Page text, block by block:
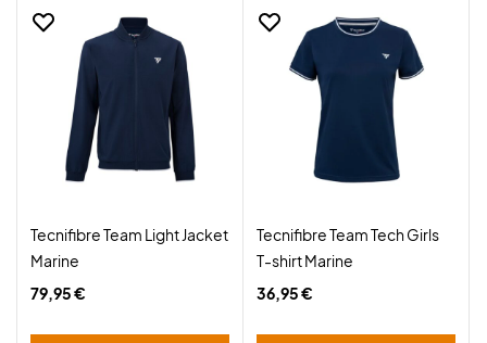
Tecnifibre Team Light Jacket
Marine
79,95 €
Tecnifibre Team Tech Girls
T-shirt Marine
36,95 €